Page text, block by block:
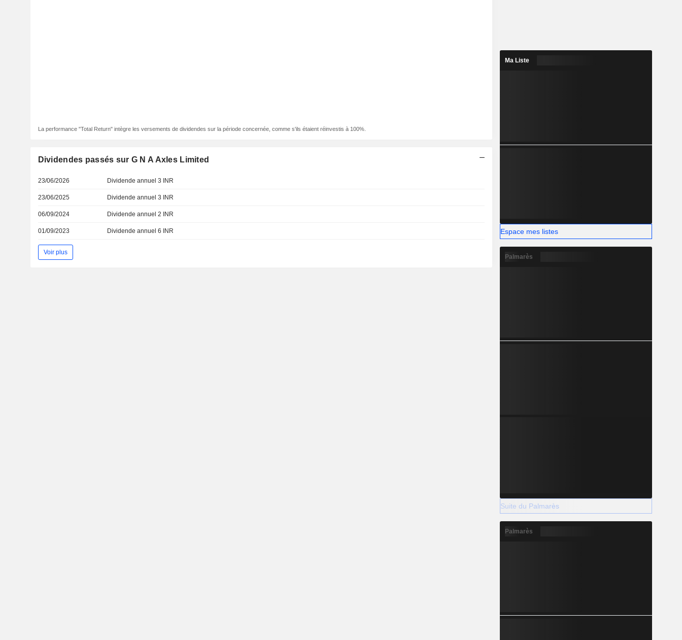
La performance "Total Return" intègre les versements de dividendes sur la période concernée, comme s'ils étaient réinvestis à 100%.
Dividendes passés sur G N A Axles Limited
23/06/2026 Dividende annuel 3 INR
23/06/2025 Dividende annuel 3 INR
06/09/2024 Dividende annuel 2 INR
01/09/2023 Dividende annuel 6 INR
Voir plus
Ma Liste
Espace mes listes
Palmarès
Suite du Palmarès
Palmarès